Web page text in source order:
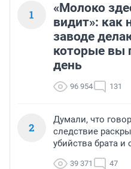
1
«Молоко
видит»: как
заводе
которые вы
день
96 954 131
2
Думали, что
следствие
убийства брата
39 371 47